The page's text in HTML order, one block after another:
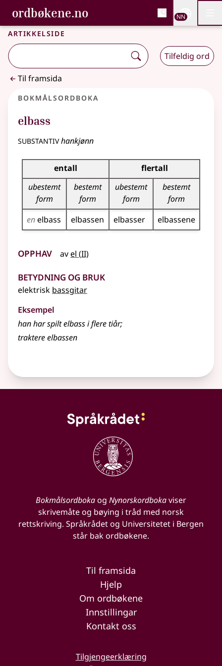
Gå til hovudinnhald
Tilgjenge
ordbøkene.no, Bokmålsordboka og
Bokmålsordboka og Nynorskordboka
NN
Artikkelside
Tilfeldig ord
Til framsida
Bokmålsordboka
elbass
substantivhankjønn
Bøyingstabell for dette substantivet
entall
flertall
ubestemt
form
bestemt
form
ubestemt
form
bestemt
form
enelbass elbassen elbasser elbassene
Opphav avel (2
II)
Betydning og bruk
elektrisk bassgitar
Eksempel
han har spilt elbass i flere tiår;
traktere elbassen
Bokmålsordbokaog Nynorskordbokaviser
skrivemåte og bøying i tråd med norsk
rettskriving. Språkrådet og Universitetet i Bergen
står bak ordbøkene.
Til framsida
Hjelp
Om ordbøkene
Innstillingar
Kontakt oss
Tilgjengeerklæring